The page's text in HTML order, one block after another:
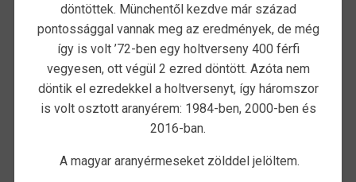
döntöttek. Münchentől kezdve már század
pontossággal vannak meg az eredmények, de még
így is volt ’72-ben egy holtverseny 400 férfi
vegyesen, ott végül 2 ezred döntött. Azóta nem
döntik el ezredekkel a holtversenyt, így háromszor
is volt osztott aranyérem: 1984-ben, 2000-ben és
2016-ban.
A magyar aranyérmeseket zölddel jelöltem.